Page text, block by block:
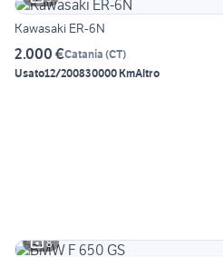
Kawasaki ER-6N
2.000 €Catania (CT)
Usato12/200830000 KmAltro
8